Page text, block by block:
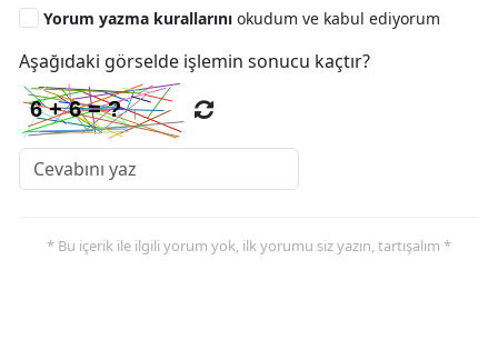
Yorum yazma kurallarını okudum ve kabul ediyorum
Aşağıdaki görselde işlemin sonucu kaçtır?
* Bu içerik ile ilgili yorum yok, ilk yorumu siz yazın, tartışalım *